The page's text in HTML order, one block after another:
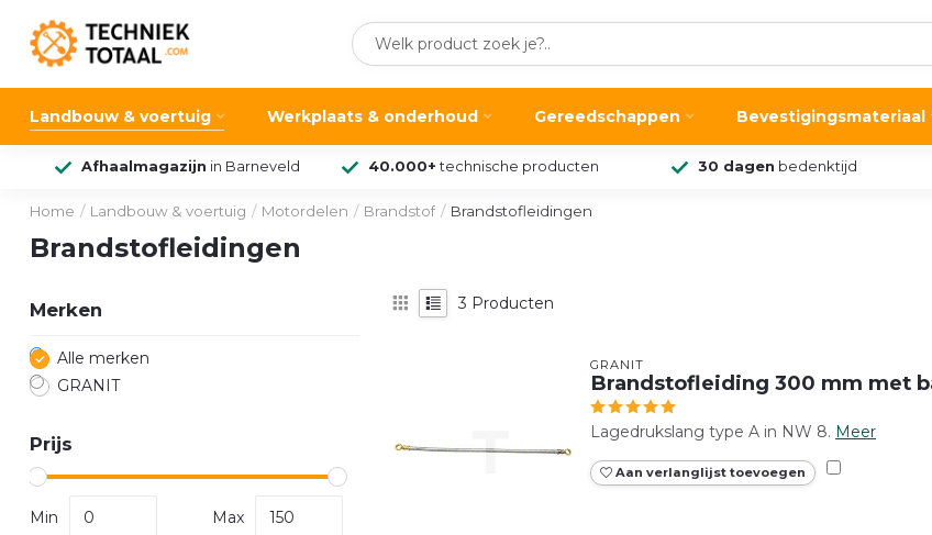
Landbouw & voertuig Werkplaats & onderhoud Gereedschappen Bevestigingsmateriaal
Afhaalmagazijn in Barneveld 40.000+ technische producten 30 dagen bedenktijd
Home / Landbouw & voertuig / Motordelen / Brandstof / Brandstofleidingen
Brandstofleidingen
Merken
Alle merken
GRANIT
Prijs
Min Max
3 Producten
GRANIT
Brandstofleiding 300 mm met
Lagedrukslang type A in NW 8. Meer
Aan verlanglijst toevoegen